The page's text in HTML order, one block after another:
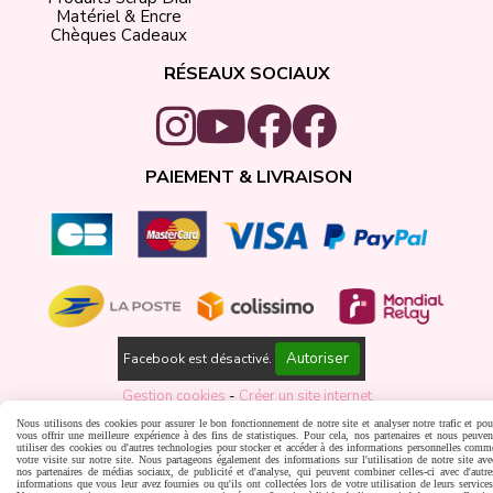
Matériel & Encre
Chèques Cadeaux
RÉSEAUX SOCIAUX
PAIEMENT & LIVRAISON
Facebook est désactivé.
Autoriser
Gestion cookies Créer un site internet
Nous utilisons des cookies pour assurer le bon fonctionnement de notre site et analyser notre trafic et
vous offrir une meilleure expérience à des fins de statistiques. Pour cela, nos partenaires et nous
utiliser des cookies ou d'autres technologies pour stocker et accéder à des informations personnelles
votre visite sur notre site. Nous partageons également des informations sur l'utilisation de notre site
nos partenaires de médias sociaux, de publicité et d'analyse, qui peuvent combiner celles-ci avec
informations que vous leur avez fournies ou qu'ils ont collectées lors de votre utilisation de leurs